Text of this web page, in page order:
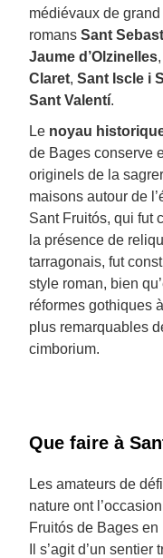
médiévaux de
romans Sant
Jaume d’Olzinelles,
Claret, Sant Iscle i
Sant Valentí.
Le noyau
de Bages conserve
originels de la
maisons autour de
Sant Fruitós, qui fut
la présence de
tarragonais, fut
style roman, bien
réformes gothiques
plus remarquables
cimborium.
Que faire à
Les amateurs de
nature ont
Fruitós de Bages
Il s’agit d’un